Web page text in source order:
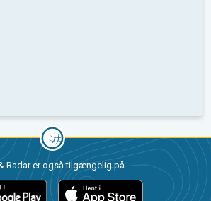
Radar er også tilgængelig på